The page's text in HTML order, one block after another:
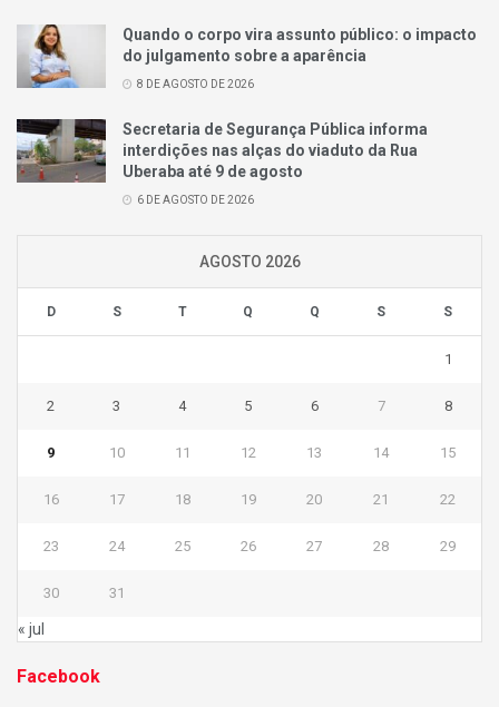
Quando o corpo vira assunto público: o impacto
do julgamento sobre a aparência
8 DE AGOSTO DE 2026
Secretaria de Segurança Pública informa
interdições nas alças do viaduto da Rua
Uberaba até 9 de agosto
6 DE AGOSTO DE 2026
AGOSTO 2026
D S T Q Q S S
1
2 3 4 5 6 7 8
9 10 11 12 13 14 15
16 17 18 19 20 21 22
23 24 25 26 27 28 29
30 31
« jul
Facebook